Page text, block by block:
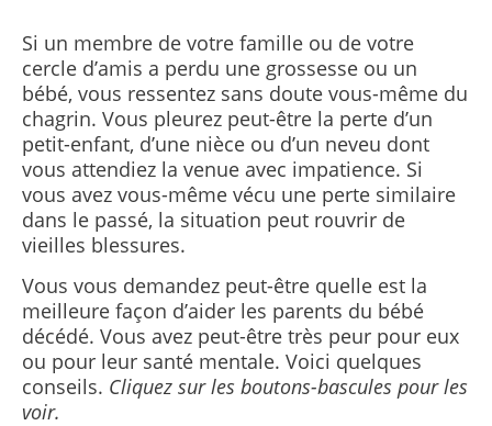
Si un membre de votre famille ou de votre
cercle d’amis a perdu une grossesse ou un
bébé, vous ressentez sans doute vous-même du
chagrin. Vous pleurez peut-être la perte d’un
petit-enfant, d’une nièce ou d’un neveu dont
vous attendiez la venue avec impatience. Si
vous avez vous-même vécu une perte similaire
dans le passé, la situation peut rouvrir de
vieilles blessures.
Vous vous demandez peut-être quelle est la
meilleure façon d’aider les parents du bébé
décédé. Vous avez peut-être très peur pour eux
ou pour leur santé mentale. Voici quelques
conseils. Cliquez sur les boutons-bascules pour les
voir.